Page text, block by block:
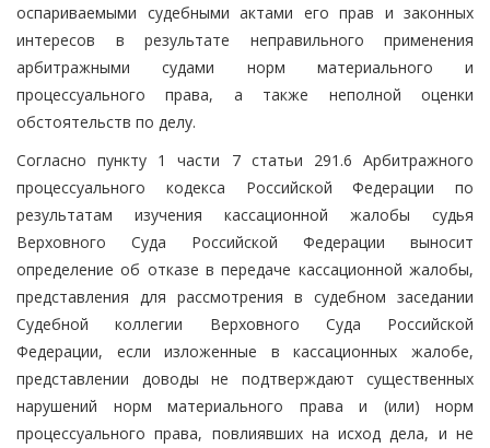
оспариваемыми судебными актами его прав и законных
интересов в результате неправильного применения
арбитражными судами норм материального и
процессуального права, а также неполной оценки
обстоятельств по делу.
Согласно пункту 1 части 7 статьи 291.6 Арбитражного
процессуального кодекса Российской Федерации по
результатам изучения кассационной жалобы судья
Верховного Суда Российской Федерации выносит
определение об отказе в передаче кассационной жалобы,
представления для рассмотрения в судебном заседании
Судебной коллегии Верховного Суда Российской
Федерации, если изложенные в кассационных жалобе,
представлении доводы не подтверждают существенных
нарушений норм материального права и (или) норм
процессуального права, повлиявших на исход дела, и не